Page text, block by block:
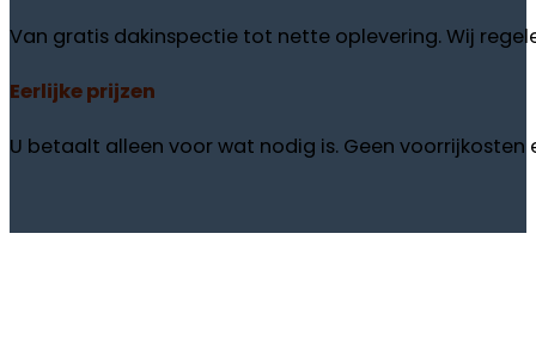
Van gratis dakinspectie tot nette oplevering. Wij
Eerlijkeprijzen
U betaalt alleen voor wat nodig is. Geen